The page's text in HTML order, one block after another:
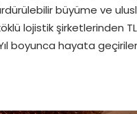
büyüme ve
lojistik şirketlerinden
boyunca hayata